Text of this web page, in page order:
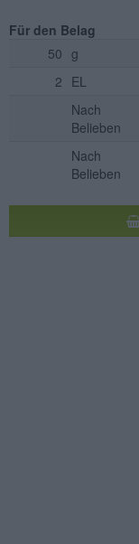
Für den Belag
50 g
2 EL
Nach
Belieben
Nach
Belieben